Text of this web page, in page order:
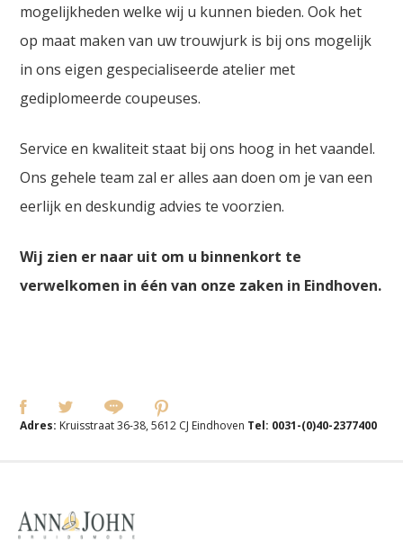
mogelijkheden welke wij u kunnen bieden. Ook het
op maat maken van uw trouwjurk is bij ons mogelijk
in ons eigen gespecialiseerde atelier met
gediplomeerde coupeuses.
Service en kwaliteit staat bij ons hoog in het vaandel.
Ons gehele team zal er alles aan doen om je van een
eerlijk en deskundig advies te voorzien.
Wij zien er naar uit om u binnenkort te
verwelkomen in één van onze zaken in Eindhoven.
Adres: Kruisstraat 36-38, 5612 CJ Eindhoven Tel: 0031-(0)40-2377400